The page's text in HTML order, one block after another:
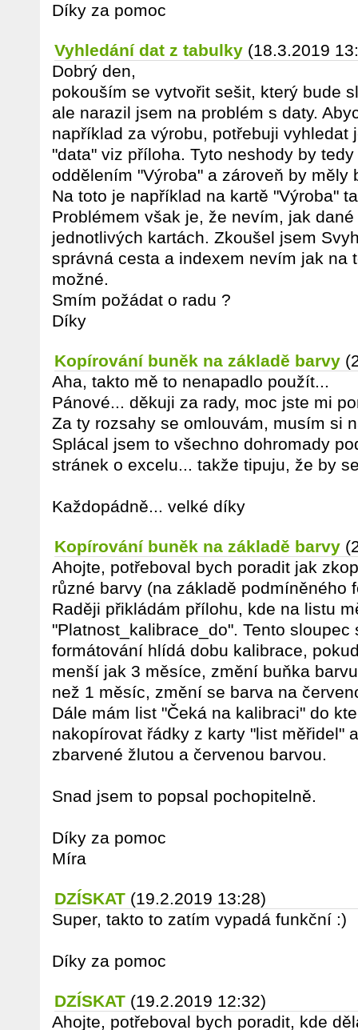
Díky za pomoc
Vyhledání dat z tabulky (18.3.2019
Dobrý den,
pokouším se vytvořit sešit, který bude
ale narazil jsem na problém s daty.
například za výrobu, potřebuji vyhledat
"data" viz příloha. Tyto neshody by
oddělením "Výroba" a zároveň by měly
Na toto je například na kartě "Výroba"
Problémem však je, že nevím, jak
jednotlivých kartách. Zkoušel jsem
správná cesta a indexem nevím jak na
možné.
Smím požádat o radu ?
Díky
Kopírování buněk na základě barvy
Aha, takto mě to nenapadlo použít...
Pánové... děkuji za rady, moc jste mi
Za ty rozsahy se omlouvám, musím si
Splácal jsem to všechno dohromady
stránek o excelu... takže tipuju, že by
Každopádně... velké díky
Kopírování buněk na základě barvy
Ahojte, potřeboval bych poradit jak
různé barvy (na základě podmíněného
Raději přikládám přílohu, kde na listu
"Platnost_kalibrace_do". Tento sloupec
formátování hlídá dobu kalibrace,
menší jak 3 měsíce, změní buňka
než 1 měsíc, změní se barva na
Dále mám list "Čeká na kalibraci" do
nakopírovat řádky z karty "list měřidel"
zbarvené žlutou a červenou barvou.
Snad jsem to popsal pochopitelně.
Díky za pomoc
Míra
DZÍSKAT (19.2.2019 13:28)
Super, takto to zatím vypadá funkční :)
Díky za pomoc
DZÍSKAT (19.2.2019 12:32)
Ahojte, potřeboval bych poradit, kde